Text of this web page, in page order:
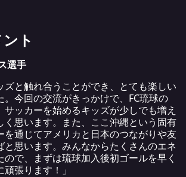
ト
選手
ズと触れ合うことができ、とても楽しい
。今回の交流がきっかけで、FC琉球の
ッカーを始めるキッズが少しでも増え
く思います。また、ここ沖縄という固有
を通じてアメリカと日本のつながりや友
と思います。みんなからたくさんのエネ
ので、まずは琉球加入後初ゴールを早く
張ります！」